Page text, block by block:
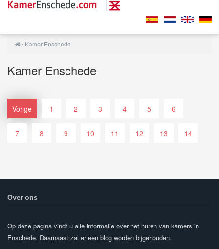
Kamer Enschede
Kamer Enschede
Vorige 1 2 3 4 5 6
7 8 9 10 11 12 13 14
Over ons
Op deze pagina vindt u alle informatie over het huren van kamers in
Enschede. Daarnaast zal er een blog worden bijgehouden.